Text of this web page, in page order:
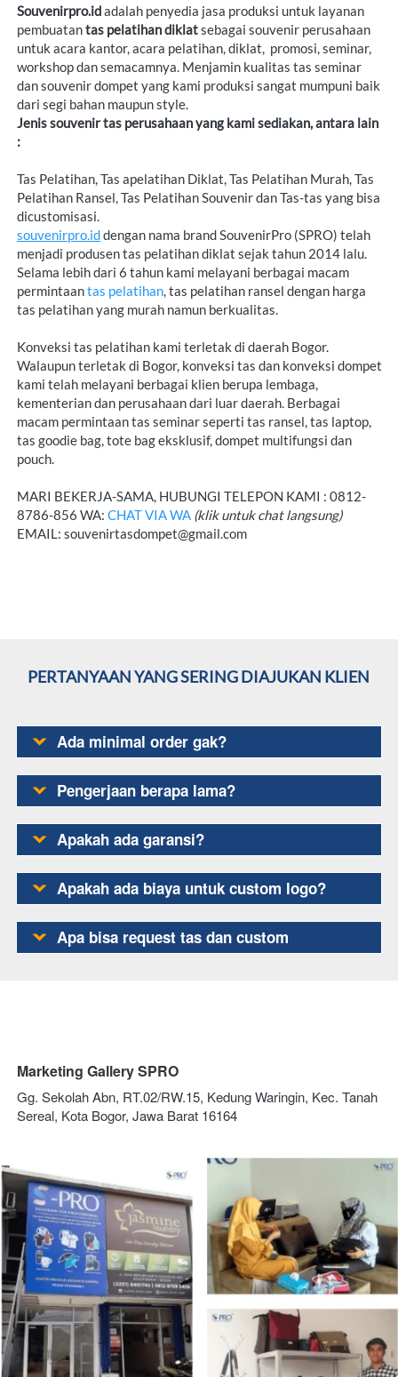
Souvenirpro.id adalah penyedia jasa produksi untuk layanan
pembuatan tas pelatihan diklat sebagai souvenir perusahaan
untuk acara kantor, acara pelatihan, diklat,  promosi, seminar,
workshop dan semacamnya. Menjamin kualitas tas seminar
dan souvenir dompet yang kami produksi sangat mumpuni baik
Jenis souvenir tas perusahaan yang kami sediakan, antara lain
:
Tas Pelatihan, Tas apelatihan Diklat, Tas Pelatihan Murah, Tas
Pelatihan Ransel, Tas Pelatihan Souvenir dan Tas-tas yang bisa
souvenirpro.id dengan nama brand SouvenirPro (SPRO) telah
menjadi produsen tas pelatihan diklat sejak tahun 2014 lalu.
Selama lebih dari 6 tahun kami melayani berbagai macam
permintaan tas pelatihan, tas pelatihan ransel dengan harga
tas pelatihan yang murah namun berkualitas.
Konveksi tas pelatihan kami terletak di daerah Bogor.
Walaupun terletak di Bogor, konveksi tas dan konveksi dompet
kami telah melayani berbagai klien berupa lembaga,
kementerian dan perusahaan dari luar daerah. Berbagai
macam permintaan tas seminar seperti tas ransel, tas laptop,
tas goodie bag, tote bag eksklusif, dompet multifungsi dan
pouch.
MARI BEKERJA-SAMA, HUBUNGI TELEPON KAMI : 0812-
8786-856 WA: CHAT VIA WA (klik untuk chat langsung)
EMAIL: souvenirtasdompet@gmail.com
PERTANYAAN YANG SERING DIAJUKAN KLIEN
Ada minimal order gak?
Pengerjaan berapa lama?
Apakah ada garansi?
Apakah ada biaya untuk custom logo?
Apa bisa request tas dan custom
Marketing Gallery SPRO
Gg. Sekolah Abn, RT.02/RW.15, Kedung Waringin, Kec. Tanah
Sereal, Kota Bogor, Jawa Barat 16164